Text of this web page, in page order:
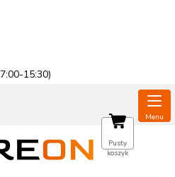
KOSZYK
Pusty
koszyk